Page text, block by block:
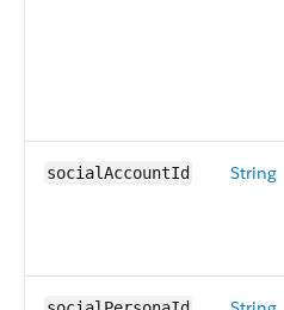
socialAccountId String